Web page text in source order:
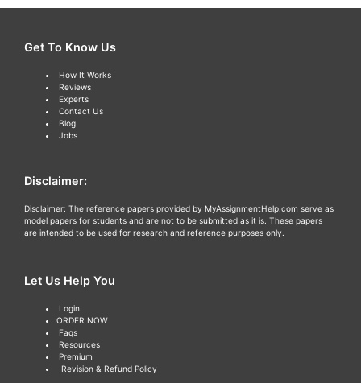
Get To Know Us
How It Works
Reviews
Experts
Contact Us
Blog
Jobs
Disclaimer:
Disclaimer: The reference papers provided by MyAssignmentHelp.com serve as
model papers for students and are not to be submitted as it is. These papers
are intended to be used for research and reference purposes only.
Let Us Help You
Login
ORDER NOW
Faqs
Resources
Premium
Revision & Refund Policy